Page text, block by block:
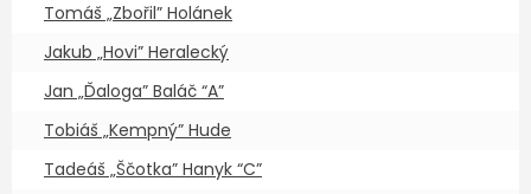
Tomáš „Zbořil” Holánek
Jakub „Hovi” Heralecký
Jan „Ďaloga” Baláč “A”
Tobiáš „Kempný” Hude
Tadeáš „Ščotka” Hanyk “C”